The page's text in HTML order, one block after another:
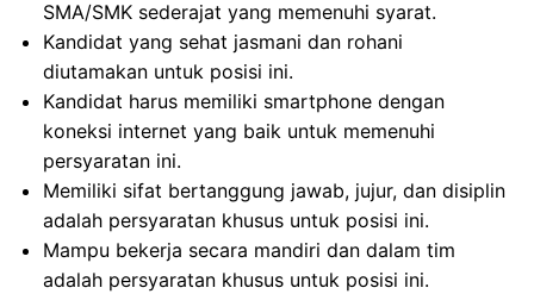
SMA/SMK sederajat yang memenuhi syarat.
Kandidat yang sehat jasmani dan rohani
diutamakan untuk posisi ini.
Kandidat harus memiliki smartphone dengan
koneksi internet yang baik untuk memenuhi
persyaratan ini.
Memiliki sifat bertanggung jawab, jujur, dan disiplin
adalah persyaratan khusus untuk posisi ini.
Mampu bekerja secara mandiri dan dalam tim
adalah persyaratan khusus untuk posisi ini.